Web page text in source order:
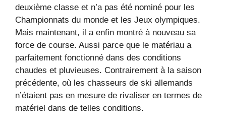
deuxième classe et n’a pas été nominé pour les
Championnats du monde et les Jeux olympiques.
Mais maintenant, il a enfin montré à nouveau sa
force de course. Aussi parce que le matériau a
parfaitement fonctionné dans des conditions
chaudes et pluvieuses. Contrairement à la saison
précédente, où les chasseurs de ski allemands
n’étaient pas en mesure de rivaliser en termes de
matériel dans de telles conditions.